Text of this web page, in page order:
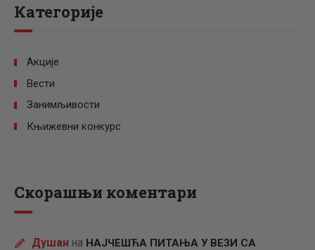
Категорије
Акције
Вести
Занимљивости
Књижевни конкурс
Скорашњи коментари
Душан на НАЈЧЕШЋА ПИТАЊА У ВЕЗИ СА